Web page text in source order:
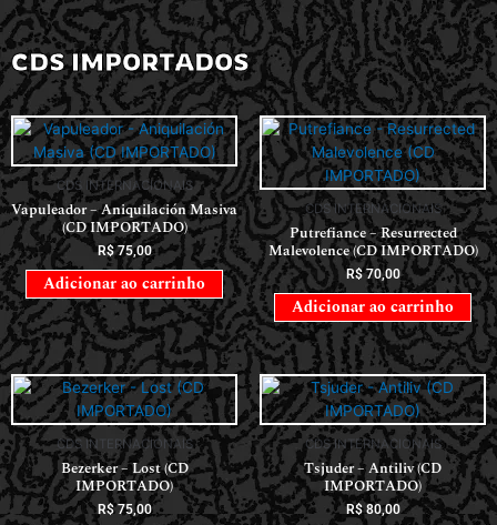
CDS IMPORTADOS
CDS INTERNACIONAIS
Vapuleador – Aniquilación Masiva
(CD IMPORTADO)
R$75,00
Adicionar ao carrinho
CDS INTERNACIONAIS
Putrefiance – Resurrected
Malevolence (CD IMPORTADO)
R$70,00
Adicionar ao carrinho
CDS INTERNACIONAIS
Bezerker – Lost (CD
IMPORTADO)
R$75,00
CDS INTERNACIONAIS
Tsjuder – Antiliv (CD
IMPORTADO)
R$80,00